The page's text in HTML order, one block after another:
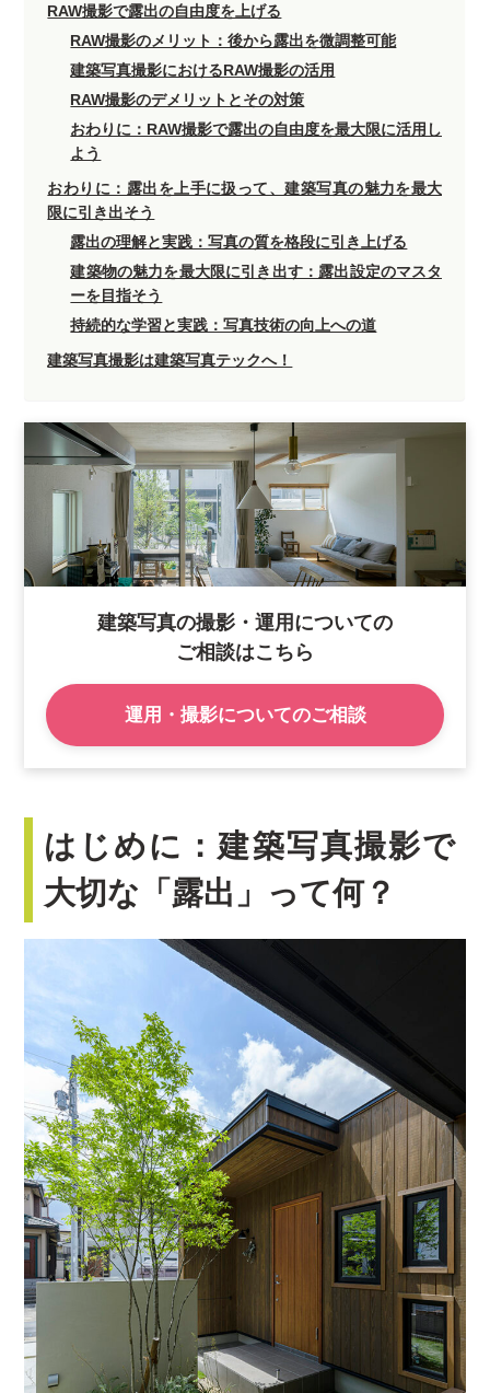
RAW撮影で露出の自由度を上げる
RAW撮影のメリット：後から露出を微調整可能
建築写真撮影におけるRAW撮影の活用
RAW撮影のデメリットとその対策
おわりに：RAW撮影で露出の自由度を最大限に活用し
よう
おわりに：露出を上手に扱って、建築写真の魅力を最大
限に引き出そう
露出の理解と実践：写真の質を格段に引き上げる
建築物の魅力を最大限に引き出す：露出設定のマスタ
ーを目指そう
持続的な学習と実践：写真技術の向上への道
建築写真撮影は建築写真テックへ！
建築写真の撮影・運用についての
ご相談はこちら
運用・撮影についてのご相談
はじめに：建築写真撮影で
大切な「露出」って何？